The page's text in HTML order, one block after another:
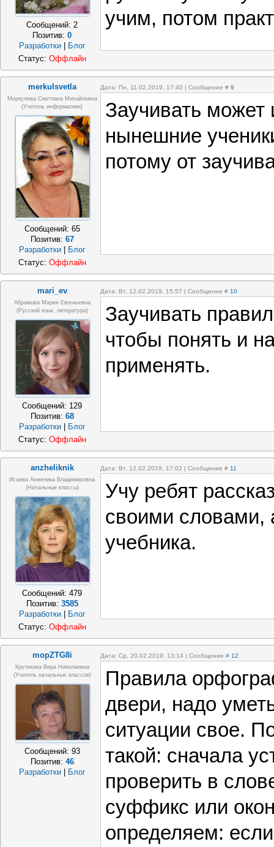
Сообщений:2
Позитив:0
Разработки
Блог
учим, потом
Статус: Оффлайн
merkulsvetla Дата: Пн, 11.02.2019, 17:40 | Сообщение # 9
Меркулова Светлана Михайловна
(учитель информатики)
Сообщений: 65
Позитив: 67
Разработки
Блог
Заучивать может
нынешние
потому от
Статус: Оффлайн
mari_ev Дата: Вт, 12.02.2019, 15:57 | Сообщение # 10
Абрамова Мария Евгеньевна
(русский язык, литература)
Сообщений: 129
Позитив: 68
Разработки
Блог
Заучивать
чтобы понять и
применять.
Статус: Оффлайн
anzheliknik Дата: Вт, 12.02.2019, 17:02 | Сообщение # 11
Исаева Анжелика Владимировна
(начальные классы)
Сообщений:479
Позитив: 3585
Разработки
Блог
Учу ребят
своими словами,
учебника.
Статус: Оффлайн
mopZTG8i Дата: Ср, 20.02.2019, 13:14 | Сообщение # 12
Крутикова Вера Николаевна
(учитель начальных классов)
Сообщений: 93
Позитив: 46
Разработки
Блог
Правила
двери, надо
ситуации свое.
такой: сначала
проверить в
суффикс или
определяем: